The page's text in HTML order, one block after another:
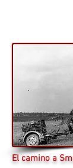
El camino a